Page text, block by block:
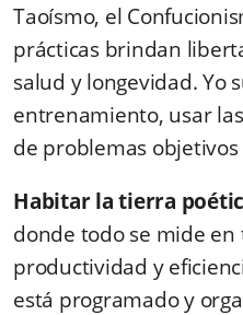
Taoísmo, el
prácticas brindan
salud y longevidad.Yo
entrenamiento, usar
de problemas objetivos
Habitar la tierra
donde todo se mide
productividad y
está programado y